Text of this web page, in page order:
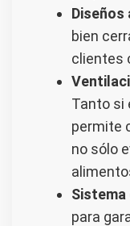
Diseños
bien
clientes
Tanto si
permite
no sólo
Sistema
para